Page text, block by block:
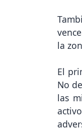
la
El
No
las